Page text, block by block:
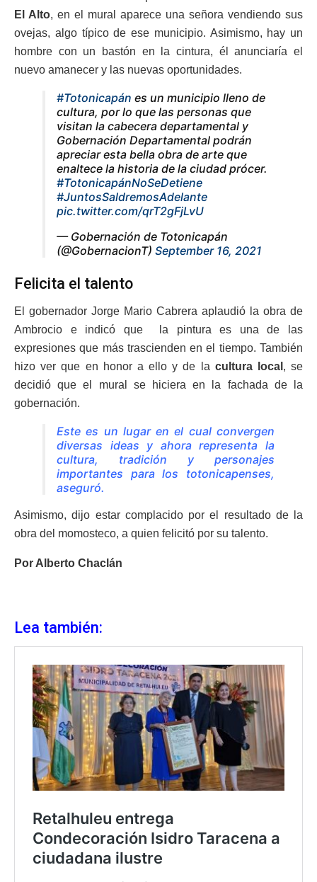
El Alto, en el mural aparece una señora vendiendo sus
ovejas, algo típico de ese municipio. Asimismo, hay un
hombre con un bastón en la cintura, él anunciaría el
nuevo amanecer y las nuevas oportunidades.
#Totonicapán es un municipio lleno de
cultura, por lo que las personas que
visitan la cabecera departamental y
Gobernación Departamental podrán
apreciar esta bella obra de arte que
enaltece la historia de la ciudad prócer.
#TotonicapánNoSeDetiene
#JuntosSaldremosAdelante
pic.twitter.com/qrT2gFjLvU
— Gobernación de Totonicapán
(@GobernacionT) September 16, 2021
Felicita el talento
El gobernador Jorge Mario Cabrera aplaudió la obra de
Ambrocio e indicó que la pintura es una de las
expresiones que más trascienden en el tiempo. También
hizo ver que en honor a ello y de la cultura local , se
decidió que el mural se hiciera en la fachada de la
gobernación.
Este es un lugar en el cual convergen
diversas ideas y ahora representa la
cultura, tradición y personajes
importantes para los totonicapenses,
aseguró.
Asimismo, dijo estar complacido por el resultado de la
obra del momosteco, a quien felicitó por su talento.
Por Alberto Chaclán
Lea también: